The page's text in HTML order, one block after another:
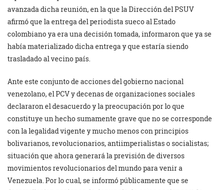
avanzada dicha reunión, en la que la Dirección del PSUV
afirmó que la entrega del periodista sueco al Estado
colombiano ya era una decisión tomada, informaron que ya se
había materializado dicha entrega y que estaría siendo
trasladado al vecino país.
Ante este conjunto de acciones del gobierno nacional
venezolano, el PCV y decenas de organizaciones sociales
declararon el desacuerdo y la preocupación por lo que
constituye un hecho sumamente grave que no se corresponde
con la legalidad vigente y mucho menos con principios
bolivarianos, revolucionarios, antiimperialistas o socialistas;
situación que ahora generará la previsión de diversos
movimientos revolucionarios del mundo para venir a
Venezuela. Por lo cual, se informó públicamente que se